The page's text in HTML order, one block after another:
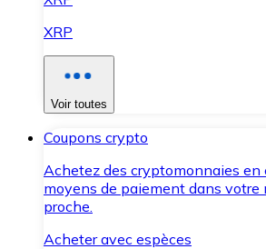
XRP
Voir toutes
Coupons crypto
Achetez des cryptomonnaies en
moyens de paiement dans votre
proche.
Acheter avec espèces